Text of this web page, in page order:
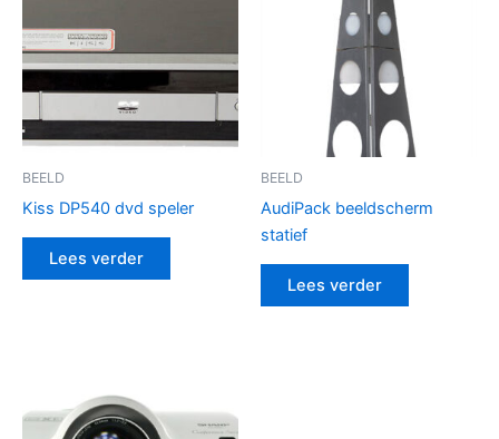
BEELD
Kiss DP540 dvd speler
Lees verder
BEELD
AudiPack beeldscherm
statief
Lees verder